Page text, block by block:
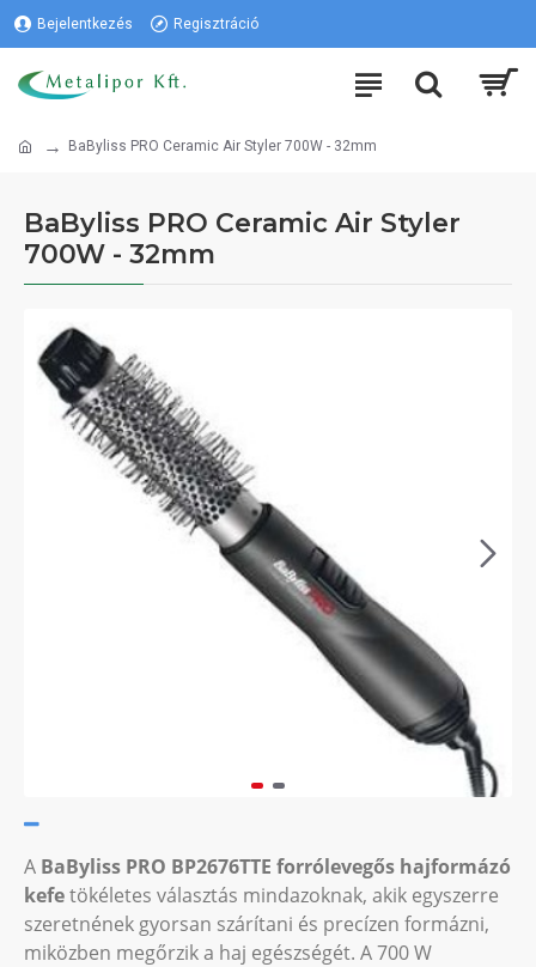
Bejelentkezés Regisztráció
BaByliss PRO Ceramic Air Styler 700W - 32mm
BaByliss PRO Ceramic Air Styler
700W - 32mm
A BaByliss PRO BP2676TTE forrólevegős hajformázó
kefetökéletes választás mindazoknak, akik egyszerre
szeretnének gyorsan szárítani és precízen formázni,
miközben megőrzik a haj egészségét. A 700 W